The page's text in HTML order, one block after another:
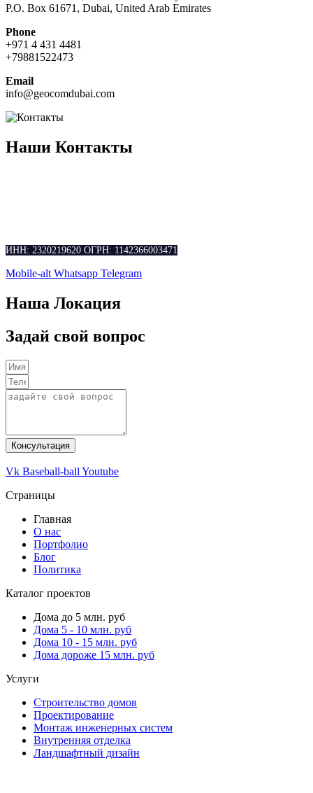
P.O. Box 61671, Dubai, United Arab Emirates
Phone
+971 4 431 4481
+79881522473
Email
info@geocomdubai.com
Наши Контакты
ИНН: 2320219620 ОГРН: 1142366003471
Mobile-alt Whatsapp Telegram
Наша Локация
Задай свой вопрос
Консультация
Vk Baseball-ball Youtube
Страницы
Главная
О нас
Портфолио
Блог
Политика
Каталог проектов
Дома до 5 млн. руб
Дома 5 - 10 млн. руб
Дома 10 - 15 млн. руб
Дома дороже 15 млн. руб
Услуги
Строительство домов
Проектирование
Монтаж инженерных систем
Внутренняя отделка
Ландшафтный дизайн